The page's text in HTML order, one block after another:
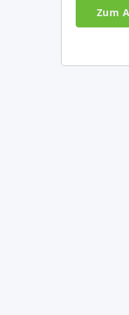
Zum